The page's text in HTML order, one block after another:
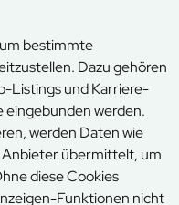
bestimmte
Dazu gehören
Listings und Karriere-
eingebunden werden.
werden Daten wie
Anbieter übermittelt, um
diese Cookies
Funktionen nicht
Bereich
zu
den Wald hin
dauerhaft